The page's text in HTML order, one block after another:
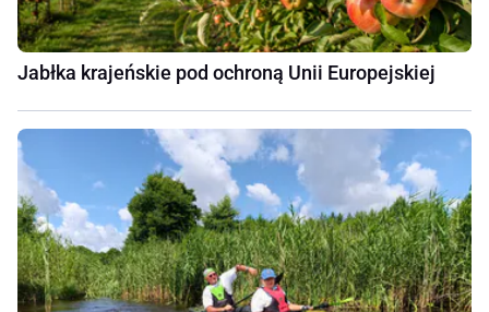
Jabłka krajeńskie pod ochroną Unii Europejskiej